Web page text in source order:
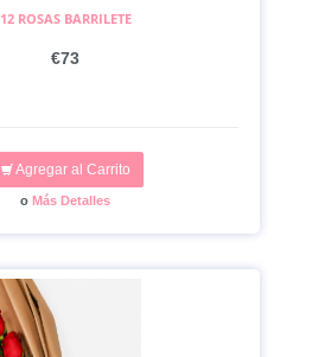
12 ROSAS BARRILETE
€73
Agregar al Carrito
o Más Detalles